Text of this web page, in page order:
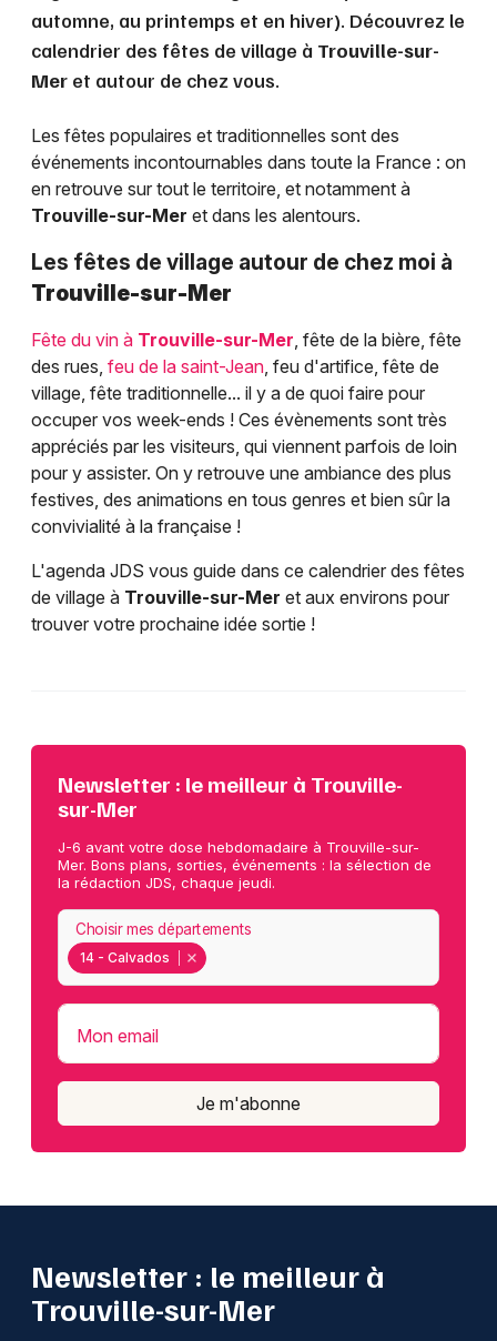
automne, au printemps et en hiver). Découvrez le
calendrier des fêtes de village à Trouville-sur-
Mer et autour de chez vous.
Les fêtes populaires et traditionnelles sont des
événements incontournables dans toute la France : on
en retrouve sur tout le territoire, et notamment à
Trouville-sur-Mer et dans les alentours.
Les fêtes de village autour de chez moi à
Trouville-sur-Mer
Fête du vin à Trouville-sur-Mer, fête de la bière, fête
des rues, feu de la saint-Jean, feu d'artifice, fête de
village, fête traditionnelle... il y a de quoi faire pour
occuper vos week-ends ! Ces évènements sont très
appréciés par les visiteurs, qui viennent parfois de loin
pour y assister. On y retrouve une ambiance des plus
festives, des animations en tous genres et bien sûr la
convivialité à la française !
L'agenda JDS vous guide dans ce calendrier des fêtes
de village à Trouville-sur-Mer et aux environs pour
trouver votre prochaine idée sortie !
Newsletter : le meilleur à Trouville-
sur-Mer
J-6 avant votre dose hebdomadaire à Trouville-sur-
Mer. Bons plans, sorties, événements : la sélection de
la rédaction JDS, chaque jeudi.
14 - Calvados
Choisir mes départements
Mon email
Je m'abonne
Newsletter : le meilleur à
Trouville-sur-Mer